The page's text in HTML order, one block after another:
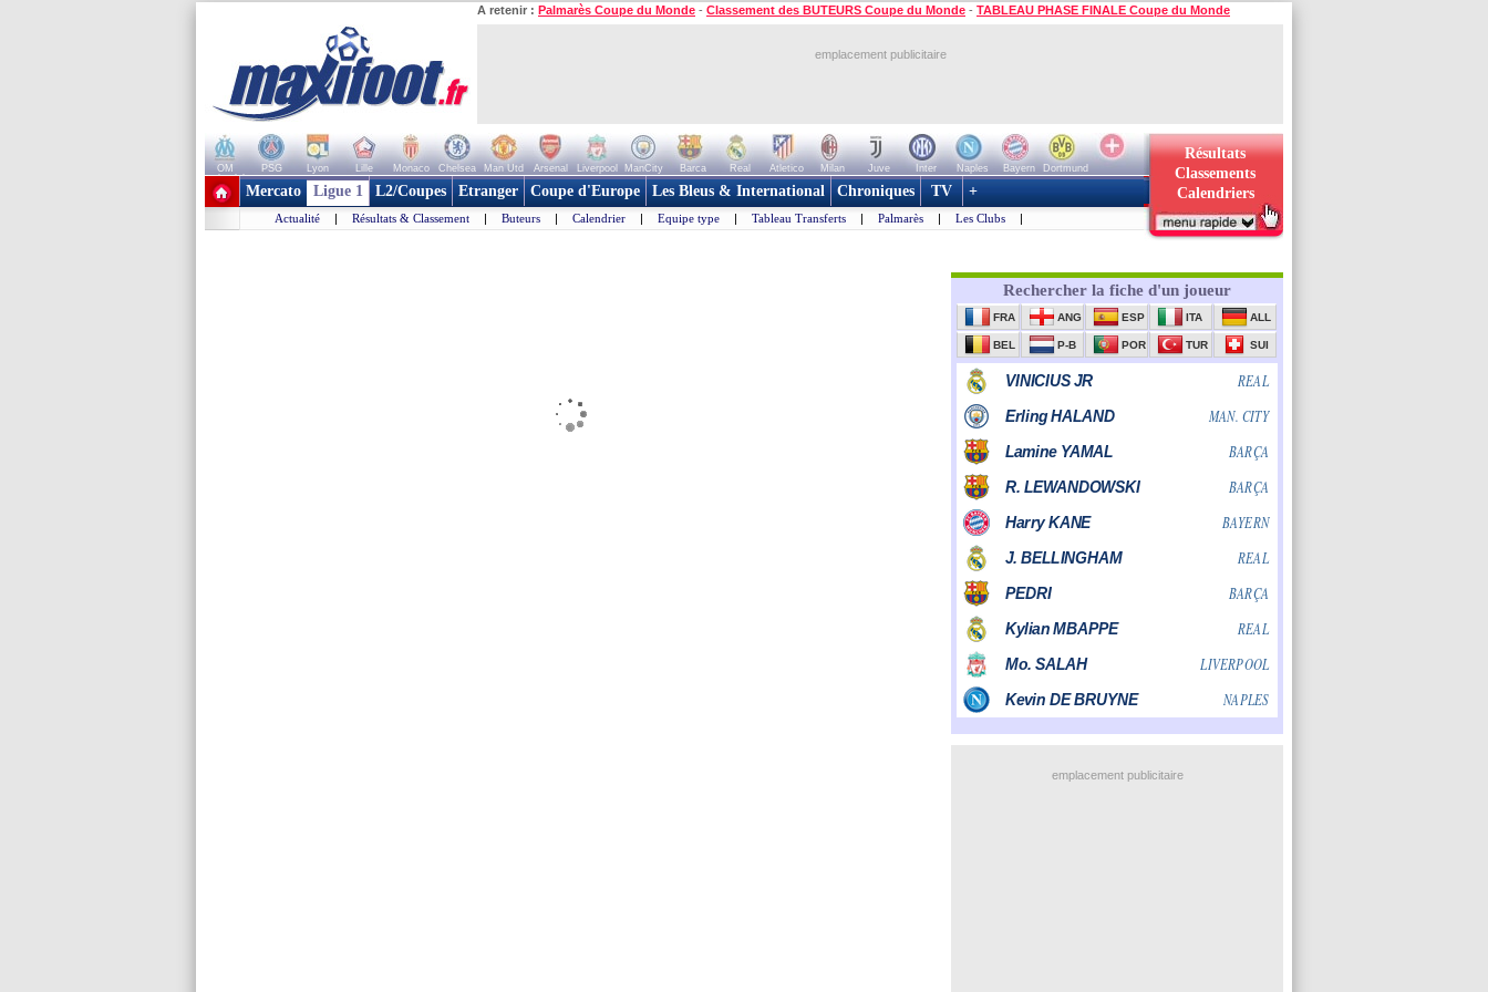
A retenir : Palmarès Coupe du Monde - Classement des BUTEURS Coupe du Monde - TABLEAU PHASE FINALE Coupe du Monde
emplacement publicitaire
OM PSG Lyon Lille Monaco Chelsea Man Utd Arsenal Liverpool ManCity Barca Real Atletico Milan Juve Inter Naples Bayern
Dortmund
+ de clubs
Résultats
Classements
Calendriers
Mercato Ligue 1 L2/Coupes Etranger Coupe d'Europe Les Bleus & International Chroniques TV +
Actualité | Résultats & Classement | Buteurs | Calendrier | Equipe type | Tableau Transferts | Palmarès | Les Clubs |
emplacement publicitaire